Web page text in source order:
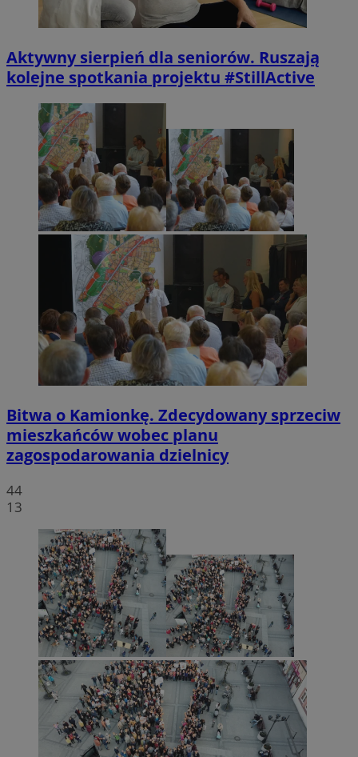
Aktywny sierpień dla seniorów. Ruszają
kolejne spotkania projektu #StillActive
Bitwa o Kamionkę. Zdecydowany sprzeciw
mieszkańców wobec planu
zagospodarowania dzielnicy
44
13